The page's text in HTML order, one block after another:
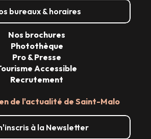
bureaux & horaires
de l'actualité de Saint-Malo
à la Newsletter
Nos brochures
Photothèque
Pro & Presse
Accessible
Recrutement